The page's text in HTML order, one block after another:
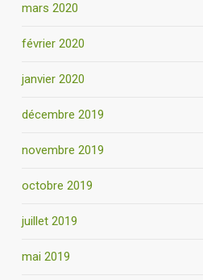
mars 2020
février 2020
janvier 2020
décembre 2019
novembre 2019
octobre 2019
juillet 2019
mai 2019